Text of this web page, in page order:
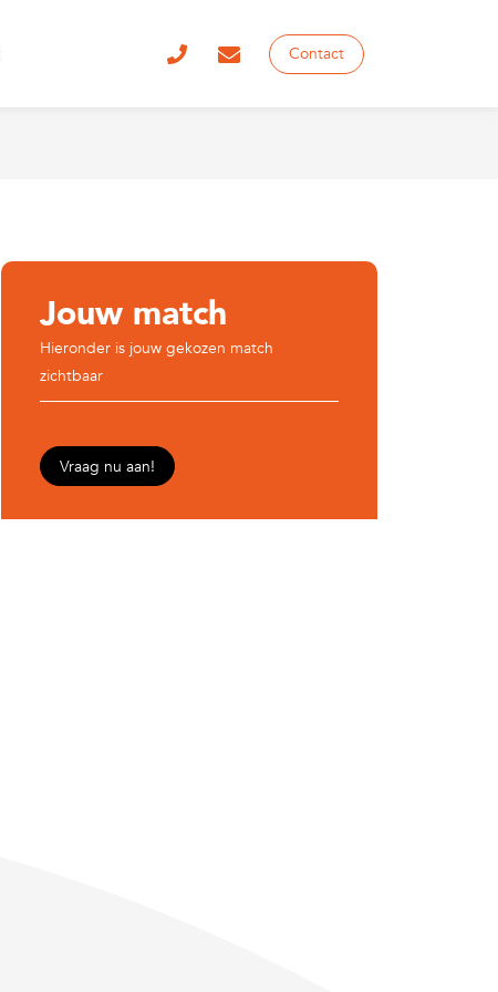
Contact
Jouw match
Hieronder is jouw gekozen match
zichtbaar
Vraag nu aan!